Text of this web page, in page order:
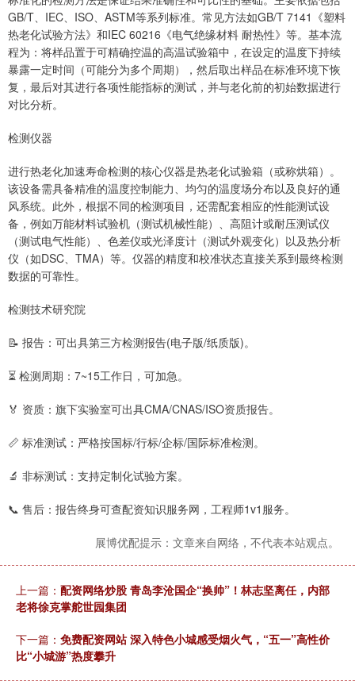
GB/T、IEC、ISO、ASTM等系列标准。常见方法如GB/T 7141《塑料
热老化试验方法》和IEC 60216《电气绝缘材料 耐热性》等。基本流
程为：将样品置于可精确控温的高温试验箱中，在设定的温度下持续
暴露一定时间（可能分为多个周期），然后取出样品在标准环境下恢
复，最后对其进行各项性能指标的测试，并与老化前的初始数据进行
对比分析。
检测仪器
进行热老化加速寿命检测的核心仪器是热老化试验箱（或称烘箱）。
该设备需具备精准的温度控制能力、均匀的温度场分布以及良好的通
风系统。此外，根据不同的检测项目，还需配套相应的性能测试设
备，例如万能材料试验机（测试机械性能）、高阻计或耐压测试仪
（测试电气性能）、色差仪或光泽度计（测试外观变化）以及热分析
仪（如DSC、TMA）等。仪器的精度和校准状态直接关系到最终检测
数据的可靠性。
检测技术研究院
📝 报告：可出具第三方检测报告(电子版/纸质版)。
⏳ 检测周期：7~15工作日，可加急。
🏅 资质：旗下实验室可出具CMA/CNAS/ISO资质报告。
📏 标准测试：严格按国标/行标/企标/国际标准检测。
🔬 非标测试：支持定制化试验方案。
📞 售后：报告终身可查配资知识服务网，工程师1v1服务。
展博优配提示：文章来自网络，不代表本站观点。
上一篇： 配资网络炒股 青岛李沧国企“换帅”！林志坚离任，内部
老将徐克掌舵世园集团
下一篇： 免费配资网站 深入特色小城感受烟火气，“五一”高性价
比“小城游”热度攀升